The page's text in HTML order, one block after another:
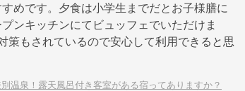
めです。夕食は小学生までだとお子様膳に
ンキッチンにてビュッフェでいただけま
策もされているので安心して利用できると思
温泉！露天風呂付き客室がある宿ってありますか？